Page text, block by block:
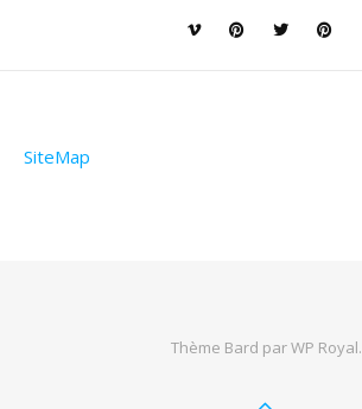
SiteMap
Thème Bard parWP Royal.